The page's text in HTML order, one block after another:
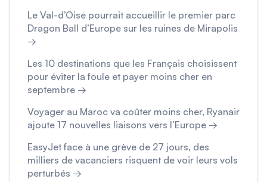
Le Val-d’Oise pourrait accueillir le premier parc
Dragon Ball d’Europe sur les ruines de Mirapolis
→
Les 10 destinations que les Français choisissent
pour éviter la foule et payer moins cher en
septembre →
Voyager au Maroc va coûter moins cher, Ryanair
ajoute 17 nouvelles liaisons vers l’Europe →
EasyJet face à une grève de 27 jours, des
milliers de vacanciers risquent de voir leurs vols
perturbés →